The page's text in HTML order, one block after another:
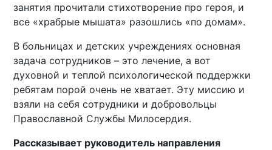
занятия прочитали стихотворение про героя, и
все «храбрые мышата» разошлись «по домам».
В больницах и детских учреждениях основная
задача сотрудников – это лечение, а вот
духовной и теплой психологической поддержки
ребятам порой очень не хватает. Эту миссию и
взяли на себя сотрудники и добровольцы
Православной Службы Милосердия.
Рассказывает руководитель направления